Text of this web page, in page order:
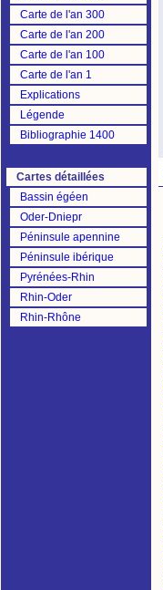
Carte de l'an 300
Carte de l'an 200
Carte de l'an 100
Carte de l'an 1
Explications
Légende
Bibliographie 1400
Cartes détaillées
Bassin égéen
Oder-Dniepr
Péninsule apennine
Péninsule ibérique
Pyrénées-Rhin
Rhin-Oder
Rhin-Rhône